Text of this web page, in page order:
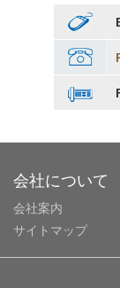
会社について
会社案内
サイトマップ